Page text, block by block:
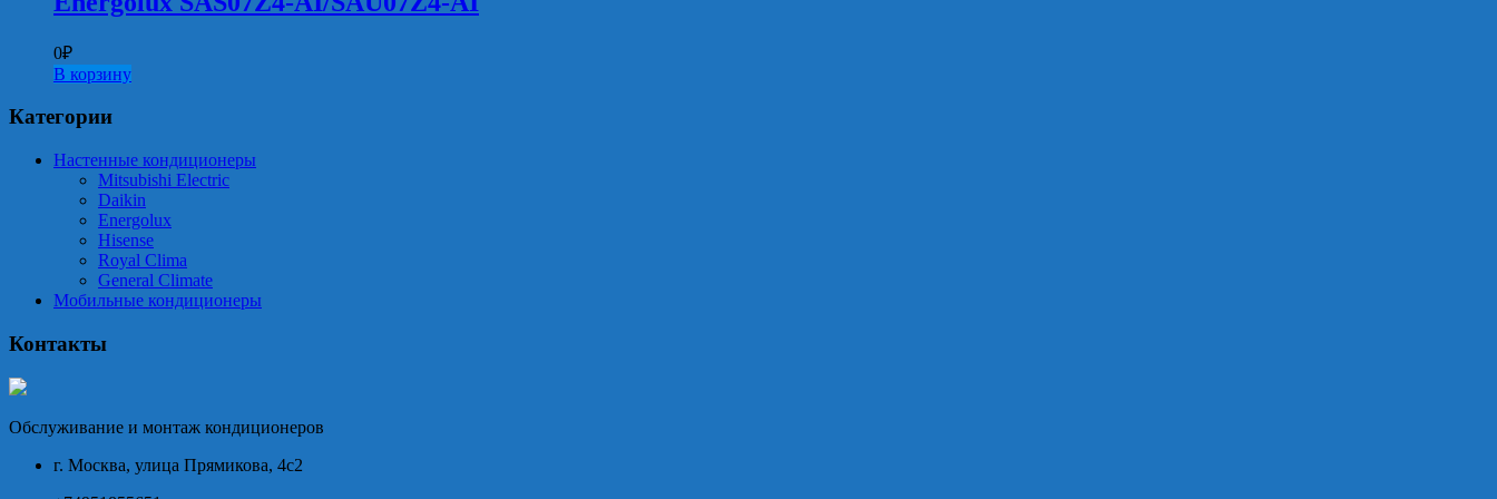
0₽
В корзину
Категории
Настенные кондиционеры
Mitsubishi Electric
Daikin
Energolux
Hisense
Royal Clima
General Climate
Мобильные кондиционеры
Контакты
Обслуживание и монтаж кондиционеров
г. Москва, улица Прямикова, 4с2